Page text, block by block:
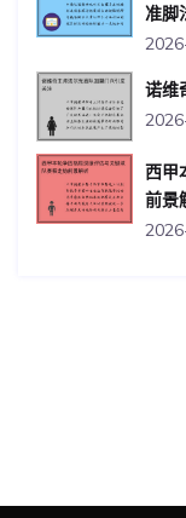
准脚
诺维
西甲
前景